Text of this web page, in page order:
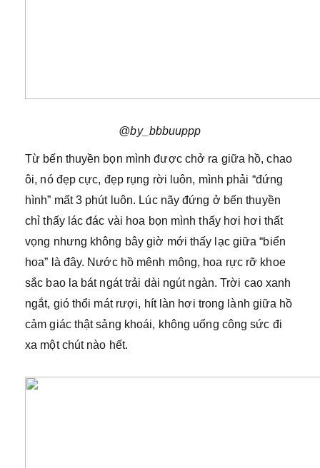
@by_bbbuuppp
Từ bến thuyền bọn mình được chở ra giữa hồ, chao
ôi, nó đẹp cực, đẹp rụng rời luôn, mình phải “đứng
hình” mất 3 phút luôn. Lúc nãy đứng ở bến thuyền
chỉ thấy lác đác vài hoa bọn mình thấy hơi hơi thất
vọng nhưng không bây giờ mới thấy lạc giữa “biển
hoa” là đây. Nước hồ mênh mông, hoa rực rỡ khoe
sắc bao la bát ngát trải dài ngút ngàn. Trời cao xanh
ngắt, gió thổi mát rượi, hít làn hơi trong lành giữa hồ
cảm giác thật sảng khoái, không uổng công sức đi
xa một chút nào hết.